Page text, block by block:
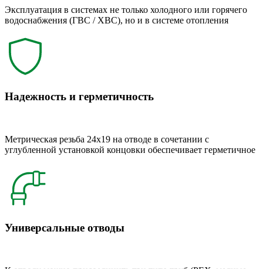
Эксплуатация в системах не только холодного или горячего
водоснабжения (ГВС / ХВС), но и в системе отопления
Надежность и герметичность
Метрическая резьба 24x19 на отводе в сочетании с
углубленной установкой концовки обеспечивает герметичное
Универсальные отводы